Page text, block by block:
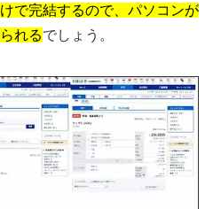
で完結するので、パソコンが
れるでしょう。